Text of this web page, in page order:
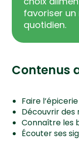
favoriser
quotidien.
Contenus
Faire
Découvrir
Connaître les
Écouter ses